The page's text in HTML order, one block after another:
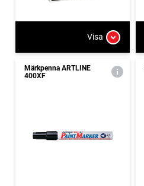
Visa
Märkpenna ARTLINE
400XF